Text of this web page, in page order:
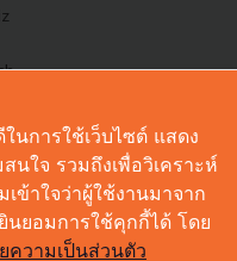
นการใช้เว็บไซต์ แสดง
ใจ รวมถึงเพื่อวิเคราะห์
ข้าใจว่าผู้ใช้งานมาจาก
ยอมการใช้คุกกี้ได้ โดย
ความเป็นส่วนตัว